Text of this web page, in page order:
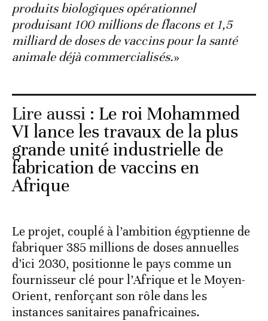
produits biologiques opérationnel
produisant 100 millions de flacons et 1,5
milliard de doses de vaccins pour la santé
animale déjà commercialisés.»
Lire aussi : Le roi Mohammed
VI lance les travaux de la plus
grande unité industrielle de
fabrication de vaccins en
Afrique
Le projet, couplé à l’ambition égyptienne de
fabriquer 385 millions de doses annuelles
d’ici 2030, positionne le pays comme un
fournisseur clé pour l’Afrique et le Moyen-
Orient, renforçant son rôle dans les
instances sanitaires panafricaines.